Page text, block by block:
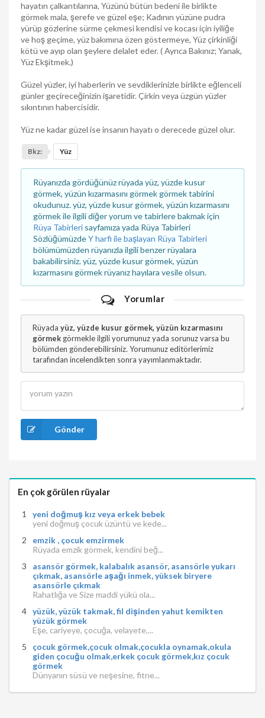
hayatın çalkantılarına, Yüzünü bütün bedeni ile birlikte
görmek mala, şerefe ve güzel eşe; Kadının yüzüne pudra
yürüp gözlerine sürme çekmesi kendisi ve kocası için iyiliğe
ve hoş geçime, yüz bakımına özen göstermeye, Yüz çirkinliği
kötü ve ayıp olan şeylere delalet eder. ( Ayrıca Bakınız; Yanak,
Yüz Ekşitmek.)
Güzel yüzler, iyi haberlerin ve sevdiklerinizle birlikte eğlenceli
günler geçireceğinizin işaretidir. Çirkin veya üzgün yüzler
sıkıntının habercisidir.
Yüz ne kadar güzel ise insanın hayatı o derecede güzel olur.
Bkz: Yüz
Rüyanızda gördüğünüz rüyada yüz, yüzde kusur
görmek, yüzün kızarmasını görmek görmek tabirini
okudunuz. yüz, yüzde kusur görmek, yüzün kızarmasını
görmek ile ilgili diğer yorum ve tabirlere bakmak için
Rüya Tabirleri sayfamıza yada Rüya Tabirleri
SözlüğümüzdeY harfi ile başlayan Rüya Tabirleri
bölümümüzden rüyanızla ilgili benzer rüyalara
bakabilirsiniz. yüz, yüzde kusur görmek, yüzün
kızarmasını görmek rüyanız hayılara vesile olsun.
Yorumlar
Rüyada yüz, yüzde kusur görmek, yüzün kızarmasını
görmekgörmekle ilgili yorumunuz yada sorunuz varsa bu
bölümden gönderebilirsiniz. Yorumunuz editörlerimiz
tarafından incelendikten sonra yayımlanmaktadır.
Gönder
En çok görülen rüyalar
yeni doğmuş kız veya erkek bebek
yeni doğmuş çocuk üzüntü ve kede...
emzik , çocuk emzirmek
Rüyada emzik görmek, kendini beğ...
asansör görmek, kalabalık asansör, asansörle yukarı
çıkmak, asansörle aşağı inmek, yüksek biryere
asansörle çıkmak
Rahatlığa ve Size maddi yükü ola...
yüzük, yüzük takmak, fil dişinden yahut kemikten
yüzük görmek
Eşe, cariyeye, çocuğa, velayete,...
çocuk görmek,çocuk olmak,çocukla oynamak,okula
giden çocuğu olmak,erkek çocuk görmek,kız çocuk
görmek
Dünyanın süsü ve neşesine, fitne...